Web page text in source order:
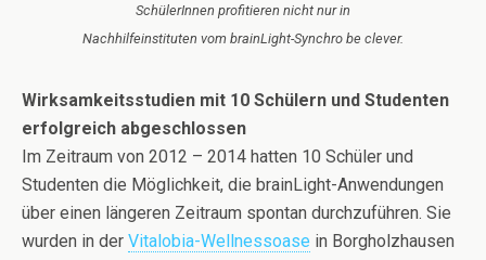
SchülerInnen profitieren nicht nur in
Nachhilfeinstituten vom brainLight-Synchro be clever.
Wirksamkeitsstudien mit 10 Schülern und Studenten
erfolgreich abgeschlossen
Im Zeitraum von 2012 – 2014 hatten 10 Schüler und
Studenten die Möglichkeit, die brainLight-Anwendungen
über einen längeren Zeitraum spontan durchzuführen. Sie
wurden in der Vitalobia-Wellnessoase in Borgholzhausen